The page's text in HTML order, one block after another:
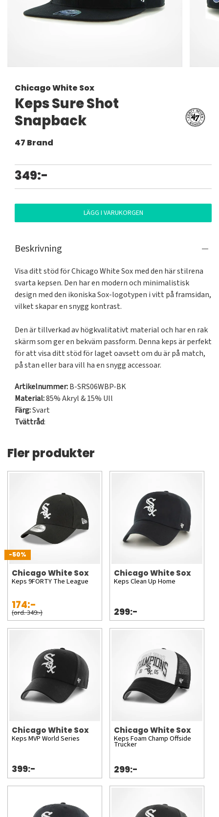
Chicago White Sox
Keps Sure Shot
Snapback
47 Brand
349:-
LÄGG I VARUKORGEN
Beskrivning
Visa ditt stöd för Chicago White Sox med den här stilrena
svarta kepsen. Den har en modern och minimalistisk
design med den ikoniska Sox-logotypen i vitt på framsidan,
vilket skapar en snygg kontrast.
Den är tillverkad av högkvalitativt material och har en rak
skärm som ger en bekväm passform. Denna keps är perfekt
för att visa ditt stöd för laget oavsett om du är på match,
på stan eller bara vill ha en snygg accessoar.
Artikelnummer:B-SRS06WBP-BK
Material:85% Akryl & 15% Ull
Färg:Svart
Tvättråd:
Fler produkter
-50%
Chicago White Sox
Keps 9FORTY The League
174:-
(ord. 349:-)
Chicago White Sox
Keps Clean Up Home
299:-
Chicago White Sox
Keps MVP World Series
399:-
Chicago White Sox
Keps Foam Champ Offside
Trucker
299:-